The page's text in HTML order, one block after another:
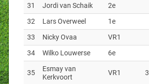
31
Jordi van Schaik 2e
32
Lars Overweel 1e
33
Nicky Ovaa VR1
34
Wilko Louwerse 6e
35
Esmay van
Kerkvoort
VR1 3